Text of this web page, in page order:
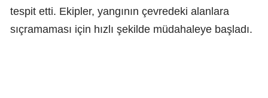
tespit etti. Ekipler, yangının çevredeki alanlara
sıçramaması için hızlı şekilde müdahaleye başladı.